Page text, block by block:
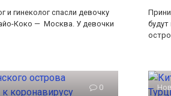
и гинеколог спасли девочку
Коко — Москва. У девочки
0